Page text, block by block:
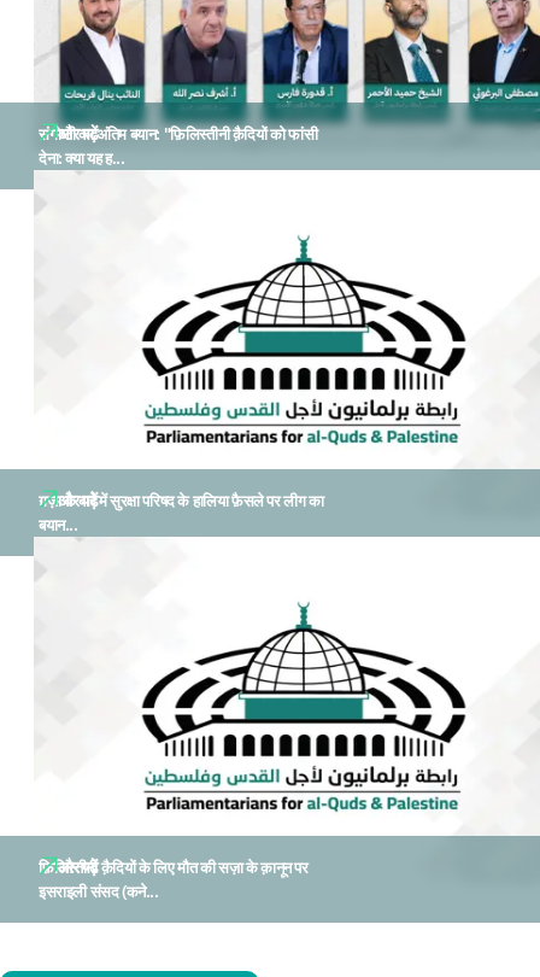
संगोष्ठी का अंतिम बयान: "फ़िलिस्तीनी क़ैदियों को फांसी
देना: क्या यह ह...
और पढ़ें
ग़ज़ा के बारे में सुरक्षा परिषद के हालिया फ़ैसले पर लीग का
बयान...
और पढ़ें
फ़िलिस्तीनी क़ैदियों के लिए मौत की सज़ा के क़ानून पर
इसराइली संसद (कने...
और पढ़ें